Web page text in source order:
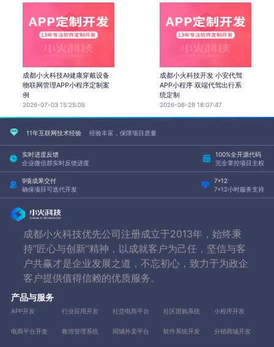
成都小火科技AI健康穿戴设备
物联网管理APP小程序定制案
例
2026-07-03 15:25:05
成都小火科技开发 小安代驾
APP小程序 双端代驾出行系
统定制
2026-06-29 18:07:47
11年互联网技术经验 经验丰富，保障项目质量
实时进度反馈
企业微信群实时反馈进度
100%全开源代码
完全掌控项目主权
9项成果交付
确保项目可迭代开发
7*12
7*12小时服务支持
成都小火科技优先公司注册成立于2013年，始终秉
持“匠心与创新”精神，以成就客户为己任，坚信与客
户共赢才是企业发展之道，不忘初心，致力于为政企
客户提供值得信赖的优质服务。
产品与服务
APP开发 行业应用开发 社交电商平台 社区团购系统 小程序开发
电商平台开发 教培管理系统 同城外卖平台 软件系统开发 分销商城开发